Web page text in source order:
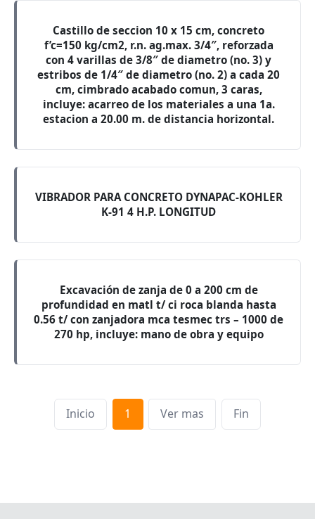
Castillo de seccion 10 x 15 cm, concreto
f’c=150 kg/cm2, r.n. ag.max. 3/4″, reforzada
con 4 varillas de 3/8″ de diametro (no. 3) y
estribos de 1/4″ de diametro (no. 2) a cada 20
cm, cimbrado acabado comun, 3 caras,
incluye: acarreo de los materiales a una 1a.
estacion a 20.00 m. de distancia horizontal.
VIBRADOR PARA CONCRETO DYNAPAC-KOHLER
K-91 4 H.P. LONGITUD
Excavación de zanja de 0 a 200 cm de
profundidad en matl t/ ci roca blanda hasta
0.56 t/ con zanjadora mca tesmec trs – 1000 de
270 hp, incluye: mano de obra y equipo
Inicio 1 Ver mas Fin